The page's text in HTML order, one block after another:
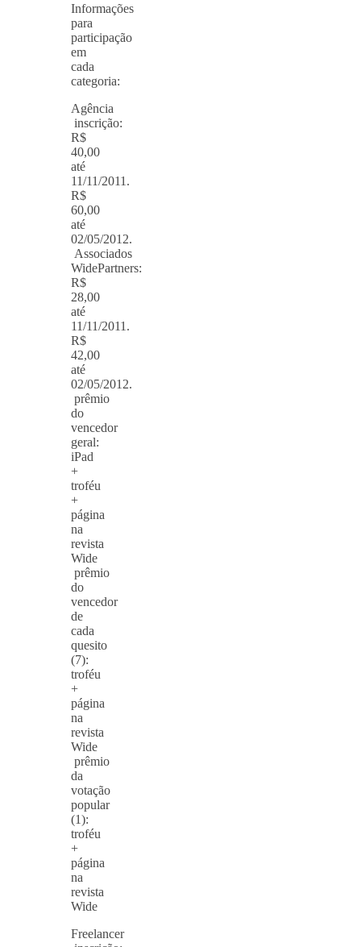
Informações
para
participação
em
cada
categoria:
Agência
inscrição:
R$
40,00
até
11/11/2011.
R$
60,00
até
02/05/2012.
Associados
WidePartners:
R$
28,00
até
11/11/2011.
R$
42,00
até
02/05/2012.
prêmio
do
vencedor
geral:
iPad
+
troféu
+
página
na
revista
Wide
prêmio
do
vencedor
de
cada
quesito
(7):
troféu
+
página
na
revista
Wide
prêmio
da
votação
popular
(1):
troféu
+
página
na
revista
Wide
Freelancer